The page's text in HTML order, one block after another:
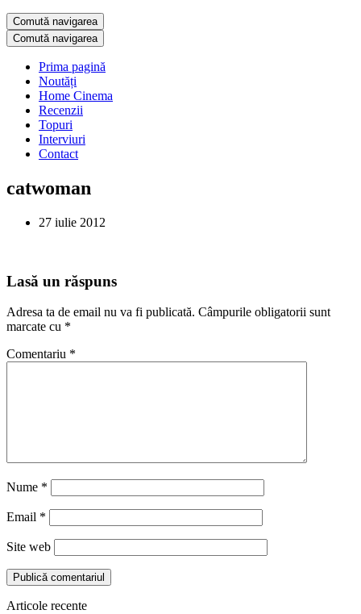
Comută navigarea
Comută navigarea
Prima pagină
Noutăți
Home Cinema
Recenzii
Topuri
Interviuri
Contact
catwoman
27 iulie 2012
Lasă un răspuns
Adresa ta de email nu va fi publicată. Câmpurile obligatorii sunt
marcate cu *
Comentariu *
Nume *
Email *
Site web
Articole recente